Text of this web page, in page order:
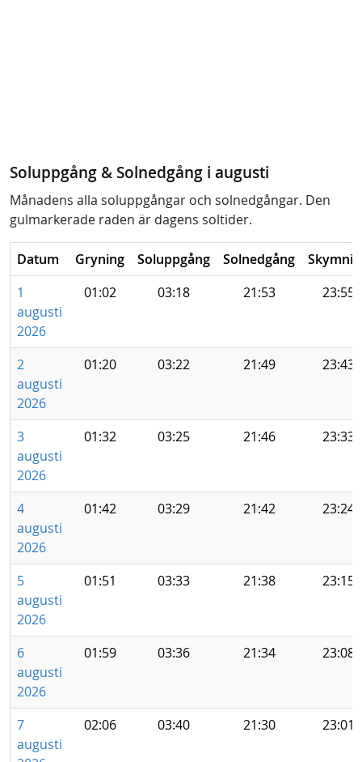
Soluppgång & Solnedgång i augusti
Månadens alla soluppgångar och solnedgångar. Den
gulmarkerade raden är dagens soltider.
Datum Gryning Soluppgång Solnedgång
1
augusti
2026
01:02 03:18 21:53 23:55
2
augusti
2026
01:20 03:22 21:49 23:43
3
augusti
2026
01:32 03:25 21:46 23:33
4
augusti
2026
01:42 03:29 21:42 23:24
5
augusti
2026
01:51 03:33 21:38 23:15
6
augusti
2026
01:59 03:36 21:34 23:08
7
augusti
02:06 03:40 21:30 23:01